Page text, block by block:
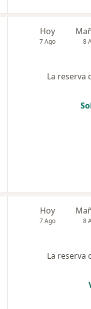
Hoy
7 Ago 8
La reserva
Hoy
7 Ago 8
La reserva